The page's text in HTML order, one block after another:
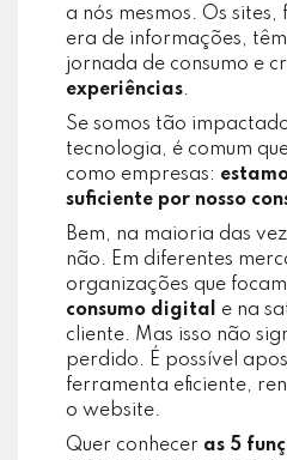
a nós mesmos. Os sites,
era de informações,
jornada de consumo e
experiências.
Se somos tão
tecnologia, é comum
como empresas:
suficiente por nosso
Bem, na maioria das
não. Em diferentes
organizações que
consumo digital e na
cliente. Mas isso não
perdido. É possível
ferramenta eficiente,
o website.
Quer conhecer as 5